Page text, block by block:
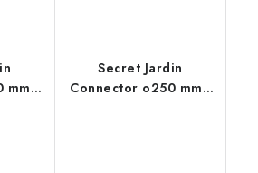
mm -
Secret Jardin
Connector o250 mm -